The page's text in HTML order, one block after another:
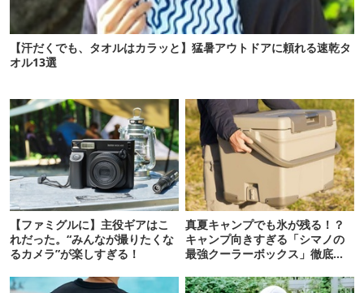
【汗だくでも、タオルはカラッと】猛暑アウトドアに頼れる速乾タ
オル13選
【ファミグルに】主役ギアはこ
れだった。“みんなが撮りたくな
るカメラ”が楽しすぎる！
真夏キャンプでも氷が残る！？
キャンプ向きすぎる「シマノの
最強クーラーボックス」徹底解